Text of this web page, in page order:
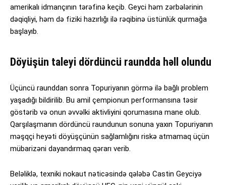
amerikalı idmançının tərəfinə keçib. Geyci həm zərbələrinin
dəqiqliyi, həm də fiziki hazırlığı ilə rəqibinə üstünlük qurmağa
başlayıb.
Döyüşün taleyi dördüncü raundda həll olundu
Üçüncü raunddan sonra Topuriyanın görmə ilə bağlı problem
yaşadığı bildirilib. Bu amil çempionun performansına təsir
göstərib və onun əvvəlki aktivliyini qorumasına mane olub.
Qarşılaşmanın dördüncü raundunun sonuna yaxın Topuriyanın
məşqçi heyəti döyüşçünün sağlamlığını riskə atmamaq üçün
mübarizəni dayandırmaq qərarı verib.
Beləliklə, texniki nokaut nəticəsində qələbə Castin Geyciyə